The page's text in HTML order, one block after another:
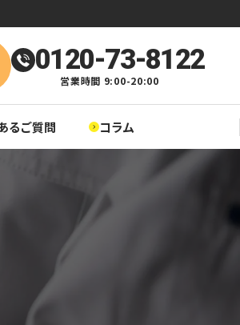
0120-73-8122
営業時間 9:00-20:00
るご質問 コラム